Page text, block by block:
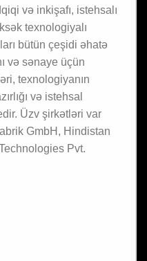
və inkişafı, istehsalı
texnologiyalı
bütün çeşidi əhatə
və sənaye üçün
texnologiyanın
və istehsal
Üzv şirkətləri var
GmbH, Hindistan
Pvt.